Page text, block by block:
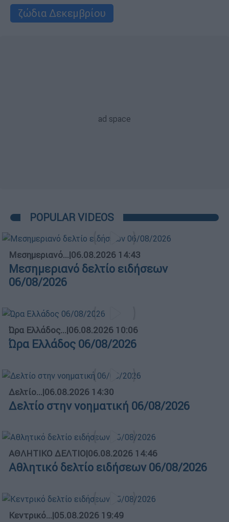
ζώδια Δεκεμβρίου
POPULAR VIDEOS
Μεσημεριανό...|06.08.2026 14:43
Μεσημεριανό δελτίο ειδήσεων
06/08/2026
Ώρα Ελλάδος...|06.08.2026 10:06
Ώρα Ελλάδος 06/08/2026
Δελτίο...|06.08.2026 14:30
Δελτίο στην νοηματική 06/08/2026
ΑΘΛΗΤΙΚΟ ΔΕΛΤΙΟ|06.08.2026 14:46
Αθλητικό δελτίο ειδήσεων 06/08/2026
Κεντρικό...|05.08.2026 19:49